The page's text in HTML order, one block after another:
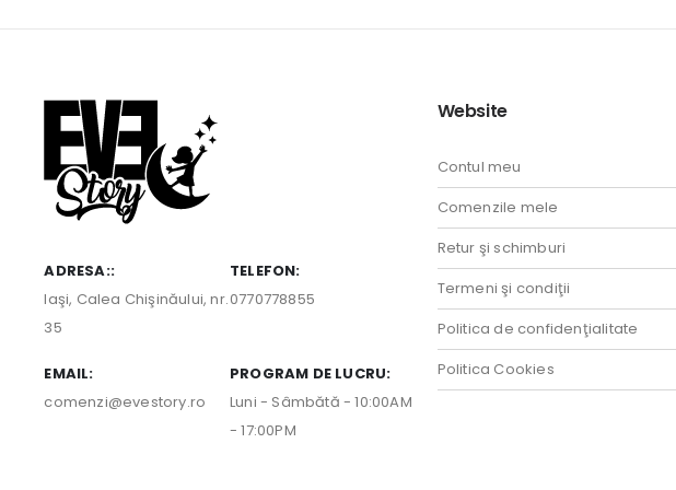
ADRESA::
Iaşi, Calea Chişinăului, nr.
35
TELEFON:
0770778855
EMAIL:
comenzi@evestory.ro
PROGRAM DE LUCRU:
Luni - Sâmbătă - 10:00AM
- 17:00PM
Website
Contul meu
Comenzile mele
Retur şi schimburi
Termeni şi condiţii
Politica de confidenţialitate
Politica Cookies